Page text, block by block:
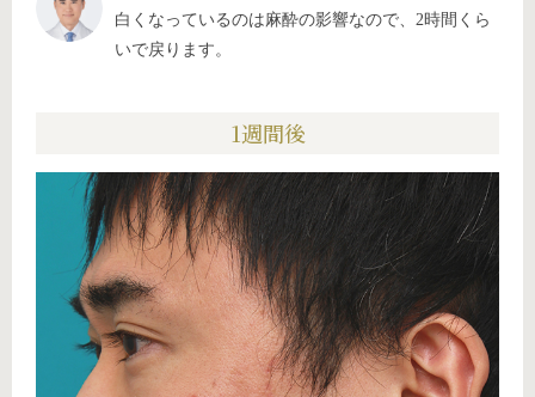
白くなっているのは麻酔の影響なので、2時間くら
いで戻ります。
1週間後